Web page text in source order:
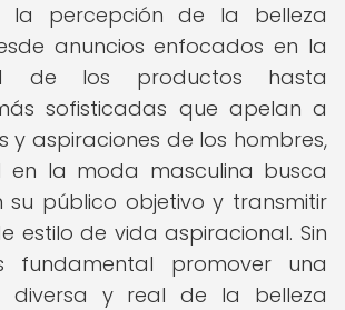
la percepción de la belleza
anuncios enfocados en la
de los productos hasta
sofisticadas que apelan a
y aspiraciones de los hombres,
en la moda masculina busca
público objetivo y transmitir
estilo de vida aspiracional. Sin
fundamental promover una
diversa y real de la belleza